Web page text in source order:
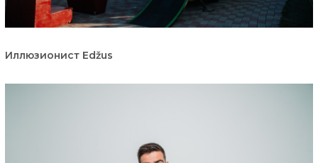
Иллюзионист Edžus